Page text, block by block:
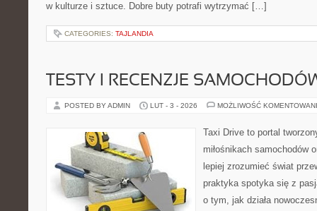
w kulturze i sztuce. Dobre buty potrafi wytrzymać […]
CATEGORIES: TAJLANDIA
TESTY I RECENZJE
POSTED BY ADMIN LUT - 3 - 2026 MOŻLIWOŚĆ
Taxi Drive to portal
miłośnikach samochodów
lepiej zrozumieć świat
praktyka spotyka się z
o tym, jak działa